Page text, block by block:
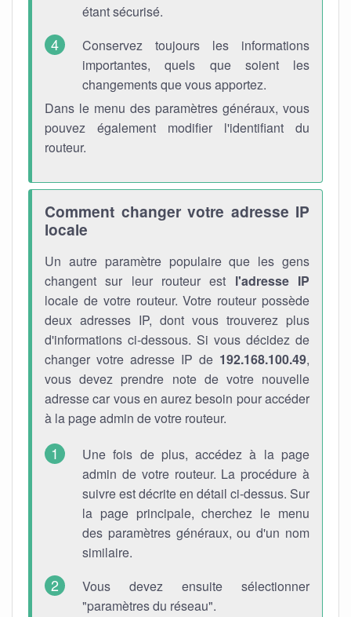
étant sécurisé.
Conservez toujours les informations
importantes, quels que soient les
changements que vous apportez.
Dans le menu des paramètres généraux, vous
pouvez également modifier l'identifiant du
routeur.
Comment changer votre adresse IP
locale
Un autre paramètre populaire que les gens
changent sur leur routeur est l'adresse IP
locale de votre routeur. Votre routeur possède
deux adresses IP, dont vous trouverez plus
d'informations ci-dessous. Si vous décidez de
changer votre adresse IP de 192.168.100.49,
vous devez prendre note de votre nouvelle
adresse car vous en aurez besoin pour accéder
à la page admin de votre routeur.
Une fois de plus, accédez à la page
admin de votre routeur. La procédure à
suivre est décrite en détail ci-dessus. Sur
la page principale, cherchez le menu
des paramètres généraux, ou d'un nom
similaire.
Vous devez ensuite sélectionner
"paramètres du réseau".